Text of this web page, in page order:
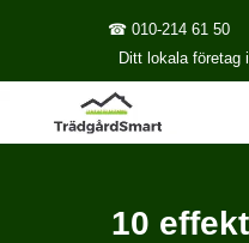
☎ 010-214 61 50
Ditt lokala företag
10